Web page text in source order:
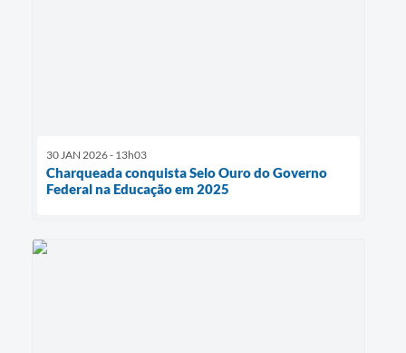
30 JAN 2026 - 13h03
Charqueada conquista Selo Ouro do Governo
Federal na Educação em 2025